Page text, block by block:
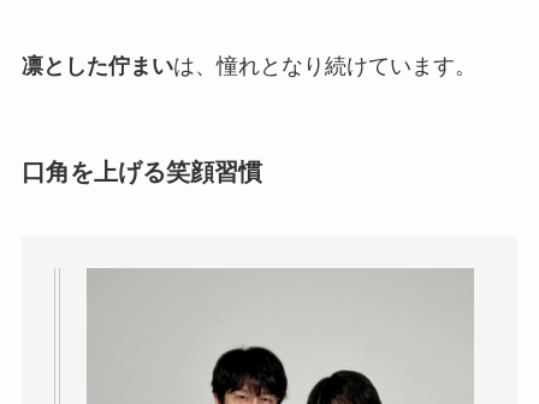
凛とした佇まいは、憧れとなり続けています。
口角を上げる笑顔習慣